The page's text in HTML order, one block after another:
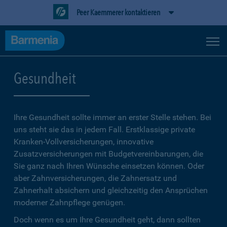
Peer Kaemmerer kontaktieren
Gesundheit
Ihre Gesundheit sollte immer an erster Stelle stehen. Bei
uns steht sie das in jedem Fall. Erstklassige private
Kranken-Vollversicherungen, innovative
Zusatzversicherungen mit Budgetvereinbarungen, die
Sie ganz nach Ihren Wünsche einsetzen können. Oder
aber Zahnversicherungen, die Zahnersatz und
Zahnerhalt absichern und gleichzeitig den Ansprüchen
moderner Zahnpflege genügen.
Doch wenn es um Ihre Gesundheit geht, dann sollten